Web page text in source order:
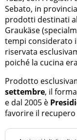
Sebato, in
prodotti destinati
Graukäse
tempi considerato
riservata
poiché la cucina
Prodotto
settembre, il
e dal 2005 è
favorire il